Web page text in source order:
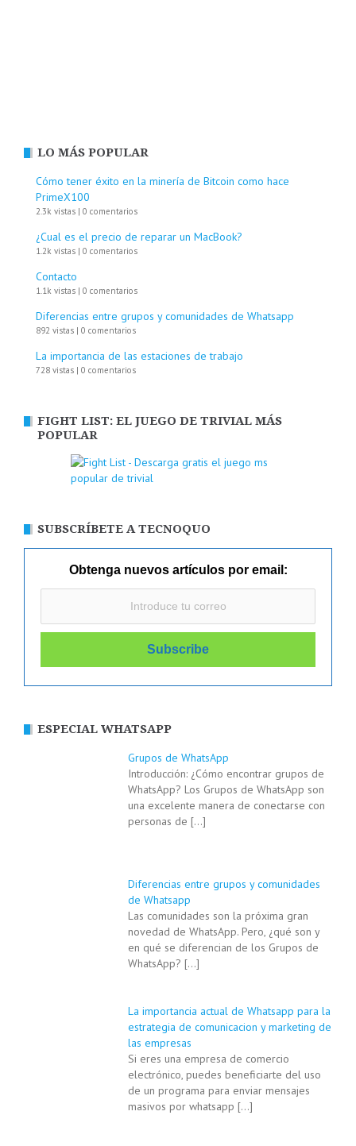
LO MÁS POPULAR
Cómo tener éxito en la minería de Bitcoin como hace
PrimeX100
2.3k vistas | 0 comentarios
¿Cual es el precio de reparar un MacBook?
1.2k vistas | 0 comentarios
Contacto
1.1k vistas | 0 comentarios
Diferencias entre grupos y comunidades de Whatsapp
892 vistas | 0 comentarios
La importancia de las estaciones de trabajo
728 vistas | 0 comentarios
FIGHT LIST: EL JUEGO DE TRIVIAL MÁS
POPULAR
SUBSCRÍBETE A TECNOQUO
Obtenga nuevos artículos por email:
ESPECIAL WHATSAPP
Grupos de WhatsApp
Introducción: ¿Cómo encontrar grupos de
WhatsApp? Los Grupos de WhatsApp son
una excelente manera de conectarse con
personas de […]
Diferencias entre grupos y comunidades
de Whatsapp
Las comunidades son la próxima gran
novedad de WhatsApp. Pero, ¿qué son y
en qué se diferencian de los Grupos de
WhatsApp? […]
La importancia actual de Whatsapp para la
estrategia de comunicacion y marketing de
las empresas
Si eres una empresa de comercio
electrónico, puedes beneficiarte del uso
de un programa para enviar mensajes
masivos por whatsapp […]